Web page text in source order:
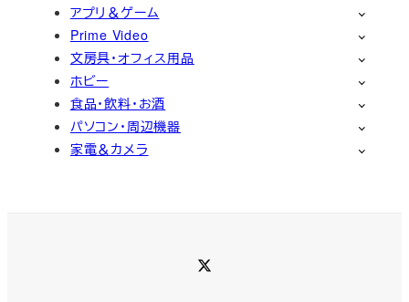
アプリ＆ゲーム
Prime Video
文房具・オフィス用品
ホビー
食品・飲料・お酒
パソコン・周辺機器
家電＆カメラ